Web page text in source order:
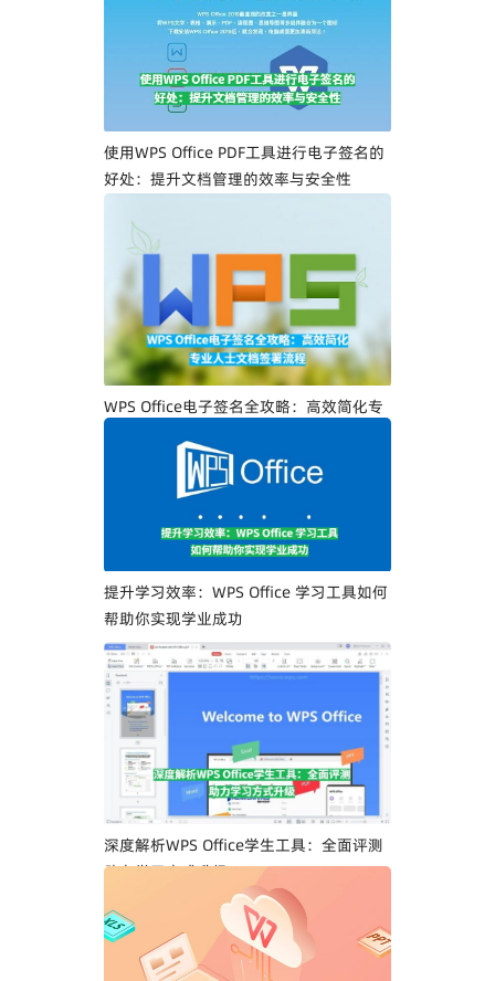
一步教你创建专属电子签名
使用WPS Office PDF工具进行电子签名的
好处：提升文档管理的效率与安全性
WPS Office电子签名全攻略：高效简化专
提升学习效率：WPS Office 学习工具如何
帮助你实现学业成功
深度解析WPS Office学生工具：全面评测
助力学习方式升级